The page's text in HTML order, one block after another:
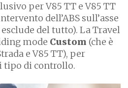
per V85 TT e V85 TT
dell’ABS sull’asse
del tutto). La Travel
mode Custom (che è
e V85 TT), per
tipo di controllo.